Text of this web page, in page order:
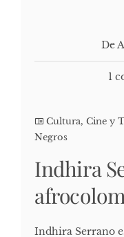
De
1
Cultura, Cine y
Negros
Indhira
Indhira Serrano